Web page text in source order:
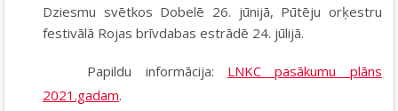
Dziesmu svētkos Dobelē 26. jūnijā, Pūtēju orķestru
festivālā Rojas brīvdabas estrādē 24. jūlijā.
Papildu informācija: LNKC pasākumu plāns
2021.gadam.